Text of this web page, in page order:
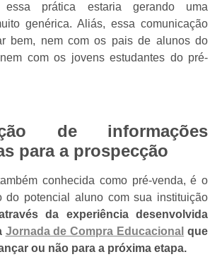
essa prática estaria gerando uma
genérica. Aliás, essa comunicação
bem, nem com os pais de alunos do
com os jovens estudantes do pré-
de informações
para a prospecção
conhecida como pré-venda, é o
do potencial aluno com sua instituição
da experiência desenvolvida
Jornada de Compra Educacional que
ou não para a próxima etapa.